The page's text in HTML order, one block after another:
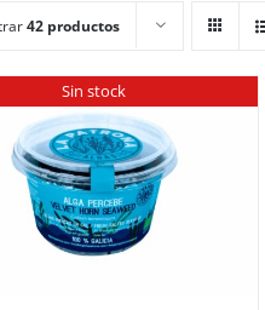
42 productos
Sin stock